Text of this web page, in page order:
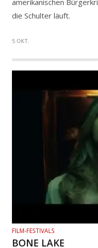
die Schulter läuft.
5 OKT.
FILM-FESTIVALS
BONE LAKE